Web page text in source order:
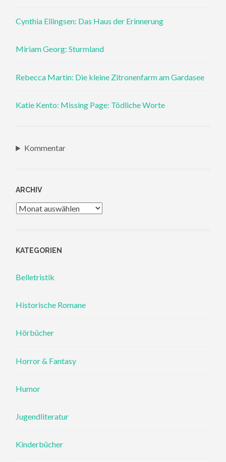
Cynthia Ellingsen: Das Haus der Erinnerung
Miriam Georg: Sturmland
Rebecca Martin: Die kleine Zitronenfarm am Gardasee
Katie Kento: Missing Page: Tödliche Worte
Kommentar
ARCHIV
Archiv
KATEGORIEN
Belletristik
Historische Romane
Hörbücher
Horror & Fantasy
Humor
Jugendliteratur
Kinderbücher